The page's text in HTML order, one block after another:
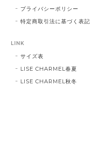
プライバシーポリシー
特定商取引法に基づく表記
LINK
サイズ表
LISE CHARMEL春夏
LISE CHARMEL秋冬